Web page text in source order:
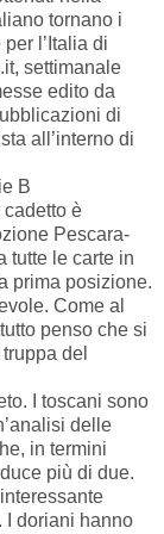
tornano i
l’Italia di
settimanale
edito da
di
all’interno di
B
è
Pescara-
tutte le carte in
prima posizione.
Come al
penso che si
del
I toscani sono
delle
in termini
più di due.
I doriani hanno